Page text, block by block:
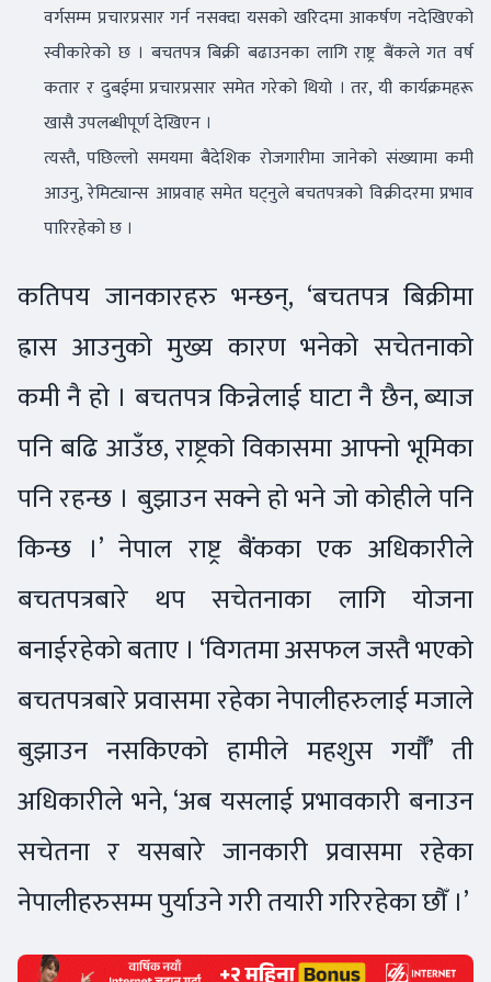
वर्गसम्म प्रचारप्रसार गर्न नसक्दा यसको खरिदमा आकर्षण नदेखिएको
स्वीकारेको छ । बचतपत्र बिक्री बढाउनका लागि राष्ट्र बैंकले गत वर्ष
कतार र दुबईमा प्रचारप्रसार समेत गरेको थियो । तर, यी कार्यक्रमहरू
खासै उपलब्धीपूर्ण देखिएन ।
त्यस्तै, पछिल्लो समयमा बैदेशिक रोजगारीमा जानेको संख्यामा कमी
आउनु, रेमिट्यान्स आप्रवाह समेत घट्नुले बचतपत्रको विक्रीदरमा प्रभाव
पारिरहेको छ ।
कतिपय जानकारहरु भन्छन्, ‘बचतपत्र बिक्रीमा
ह्रास आउनुको मुख्य कारण भनेको सचेतनाको
कमी नै हो । बचतपत्र किन्नेलाई घाटा नै छैन, ब्याज
पनि बढि आउँछ, राष्ट्रको विकासमा आफ्नो भूमिका
पनि रहन्छ । बुझाउन सक्ने हो भने जो कोहीले पनि
किन्छ ।’ नेपाल राष्ट्र बैंकका एक अधिकारीले
बचतपत्रबारे थप सचेतनाका लागि योजना
बनाईरहेको बताए । ‘विगतमा असफल जस्तै भएको
बचतपत्रबारे प्रवासमा रहेका नेपालीहरुलाई मजाले
बुझाउन नसकिएको हामीले महशुस गर्यौँ’ ती
अधिकारीले भने, ‘अब यसलाई प्रभावकारी बनाउन
सचेतना र यसबारे जानकारी प्रवासमा रहेका
नेपालीहरुसम्म पुर्याउने गरी तयारी गरिरहेका छौँ ।’